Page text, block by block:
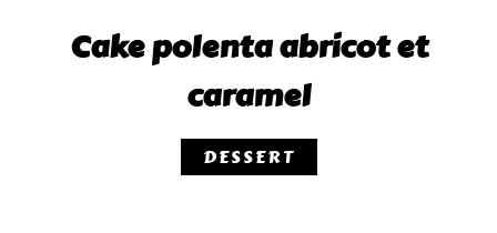
Cake polenta abricot et
caramel
DESSERT